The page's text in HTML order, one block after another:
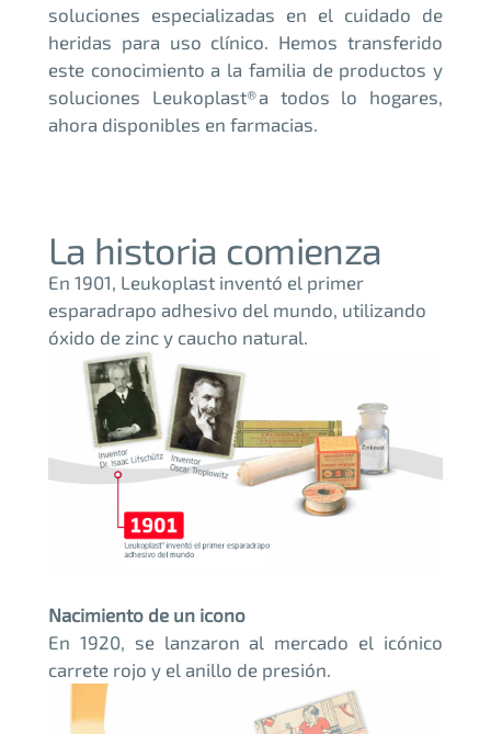
soluciones especializadas en el cuidado de
heridas para uso clínico. Hemos transferido
este conocimiento a la familia de productos y
soluciones Leukoplast® a todos lo hogares,
ahora disponibles en farmacias.
La historia comienza
En 1901, Leukoplast inventó el primer
esparadrapo adhesivo del mundo, utilizando
óxido de zinc y caucho natural.
Nacimiento de un icono
En 1920, se lanzaron al mercado el icónico
carrete rojo y el anillo de presión.